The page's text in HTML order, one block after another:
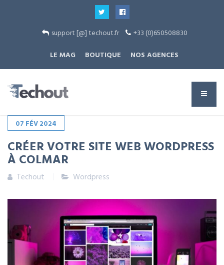
support [@] techout.fr
+33 (0)650508830
LE MAG
BOUTIQUE NOS AGENCES
07 FÉV2024
CRÉER VOTRE SITE WEB WORDPRESS
À COLMAR
Techout Wordpress